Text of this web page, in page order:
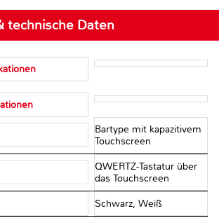
technische Daten
Bartype mit kapazitivem
Touchscreen
QWERTZ-Tastatur über
das Touchscreen
Schwarz, Weiß